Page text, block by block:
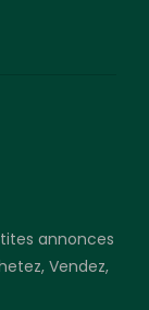
annonces
Vendez,